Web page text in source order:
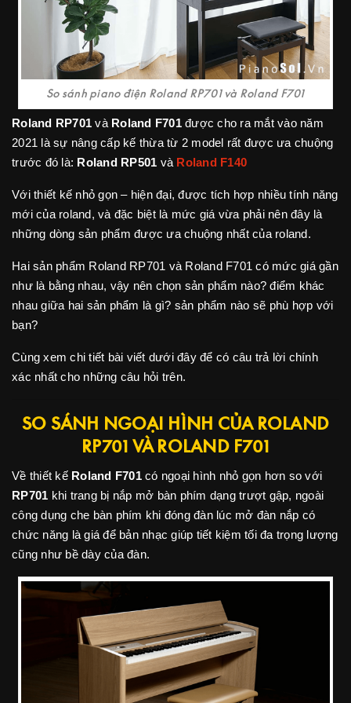
So sánh piano điện Roland RP701 và Roland F701
Roland RP701 và Roland F701được cho ra mắt vào năm
2021 là sự nâng cấp kế thừa từ 2 model rất được ưa chuộng
trước đó là: Roland RP501 và Roland F140
Với thiết kế nhỏ gọn – hiện đại, được tích hợp nhiều tính năng
mới của roland, và đặc biệt là mức giá vừa phải nên đây là
những dòng sản phẩm được ưa chuộng nhất của roland.
Hai sản phẩm Roland RP701 và Roland F701 có mức giá gần
như là bằng nhau, vậy nên chọn sản phẩm nào? điểm khác
nhau giữa hai sản phẩm là gì? sản phẩm nào sẽ phù hợp với
bạn?
Cùng xem chi tiết bài viết dưới đây để có câu trả lời chính
xác nhất cho những câu hỏi trên.
SO SÁNH NGOẠI HÌNH CỦA ROLAND
RP701 VÀ ROLAND F701
Về thiết kế Roland F701có ngoại hình nhỏ gọn hơn so với
RP701 khi trang bị nắp mở bàn phím dạng trượt gập, ngoài
công dụng che bàn phím khi đóng đàn lúc mở đàn nắp có
chức năng là giá để bản nhạc giúp tiết kiệm tối đa trọng lượng
cũng như bề dày của đàn.